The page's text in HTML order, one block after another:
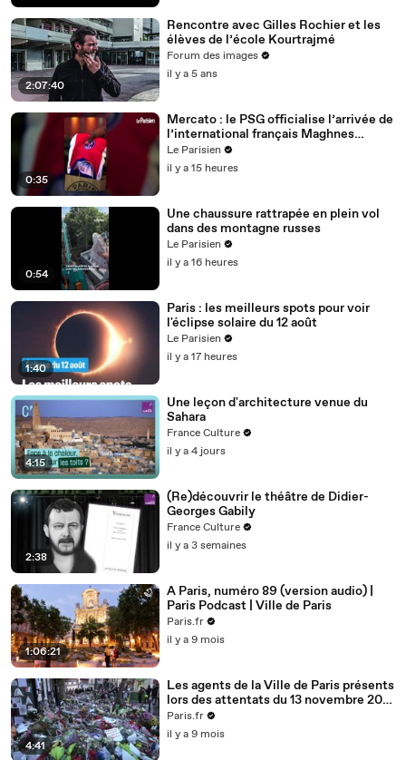
2:07:40
Rencontre avec Gilles Rochier et les
élèves de l’école Kourtrajmé
Forum des images
il y a 5 ans
0:35
Mercato : le PSG officialise l’arrivée de
l’international français Maghnes
Akliouche
Le Parisien
il y a 15 heures
0:54
Une chaussure rattrapée en plein vol
dans des montagne russes
Le Parisien
il y a 16 heures
1:40
Paris : les meilleurs spots pour voir
l'éclipse solaire du 12 août
Le Parisien
il y a 17 heures
4:15
Une leçon d'architecture venue du
Sahara
France Culture
il y a 4 jours
2:38
(Re)découvrir le théâtre de Didier-
Georges Gabily
France Culture
il y a 3 semaines
1:06:21
A Paris, numéro 89 (version audio) |
Paris Podcast | Ville de Paris
Paris.fr
il y a 9 mois
4:41
Les agents de la Ville de Paris présents
lors des attentats du 13 novembre 2015
| Ville de Paris
Paris.fr
il y a 9 mois